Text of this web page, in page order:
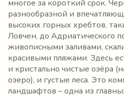
многое за короткий срок.
разнообразной и
высоких горных хребтов,
Ловчен, до Адриатического
живописными заливами,
красивыми пляжами. Здесь
и кристально чистые озёра
озеро), и густые леса. Это
ландшафтов – одна из